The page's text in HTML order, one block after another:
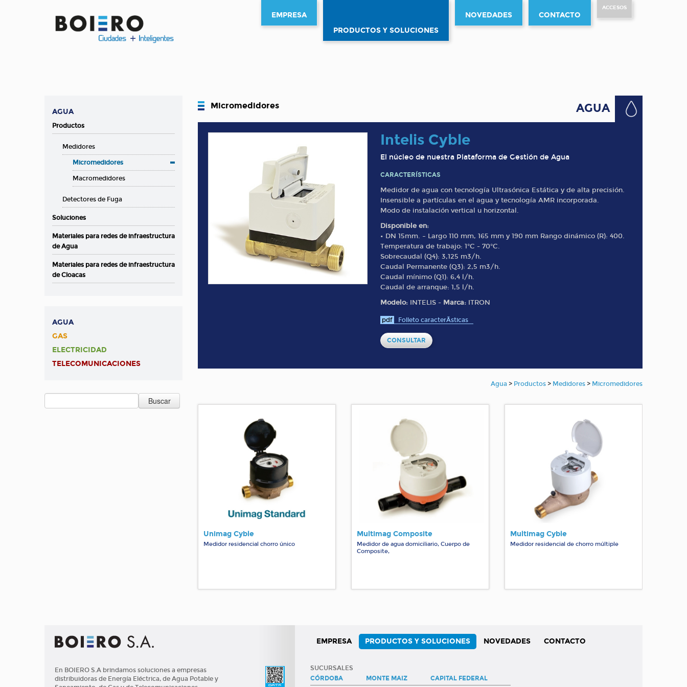
EMPRESA
PRODUCTOS Y SOLUCIONES
NOVEDADES CONTACTO
ACCESOS
AGUA
Productos
Medidores
Micromedidores
Macromedidores
Detectores de Fuga
Soluciones
Materiales para redes de infraestructura
de Agua
Materiales para redes de infraestructura
de Cloacas
AGUA
GAS
ELECTRICIDAD
TELECOMUNICACIONES
Buscar
AGUA
Micromedidores
Intelis Cyble
El núcleo de nuestra Plataforma de Gestión de Agua
CARACTERÍSTICAS
Medidor de agua con tecnología Ultrasónica Estática y de alta precisión.
Insensible a partículas en el agua y tecnología AMR incorporada.
Modo de instalación vertical u horizontal.
Disponible en:
• DN 15mm. – Largo 110 mm, 165 mm y 190 mm Rango dinámico (R): 400.
Temperatura de trabajo: 1°C - 70°C.
Sobrecaudal (Q4): 3,125 m3/h.
Caudal Permanente (Q3): 2,5 m3/h.
Caudal mínimo (Q1): 6,4 l/h.
Caudal de arranque: 1,5 l/h.
Modelo: INTELIS - Marca: ITRON
pdf Folleto caracterÃ­sticas
CONSULTAR
Agua > Productos > Medidores > Micromedidores
Unimag Cyble
Medidor residencial chorro único
Multimag Composite
Medidor de agua domiciliario, Cuerpo de
Composite,
Multimag Cyble
Medidor residencial de chorro múltiple
En BOIERO S.A brindamos soluciones a empresas
distribuidoras de Energía Eléctrica, de Agua Potable y
EMPRESA PRODUCTOS Y SOLUCIONES NOVEDADES CONTACTO
SUCURSALES
CÓRDOBA
MONTE MAIZ CAPITAL FEDERAL